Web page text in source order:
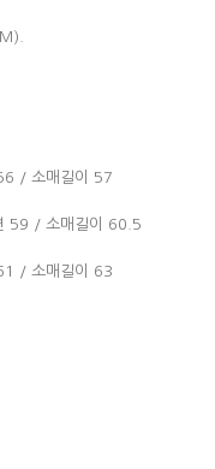
/ 소매길이 57
59 / 소매길이 60.5
/ 소매길이 63